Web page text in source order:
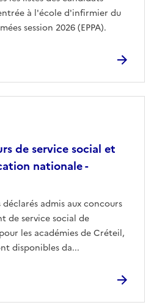
à l'école d'infirmier du
session 2026 (EPPA).
de service social et
nationale -
admis aux concours
de service social de
les académies de Créteil,
disponibles da...